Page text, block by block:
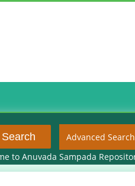
Advanced Search
to Anuvada Sampada Repository